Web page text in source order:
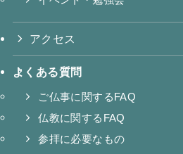
アクセス
よくある質問
ご仏事に関するFAQ
仏教に関するFAQ
参拝に必要なもの